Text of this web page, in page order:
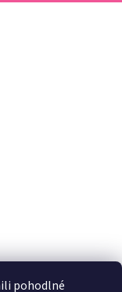
pohodlné